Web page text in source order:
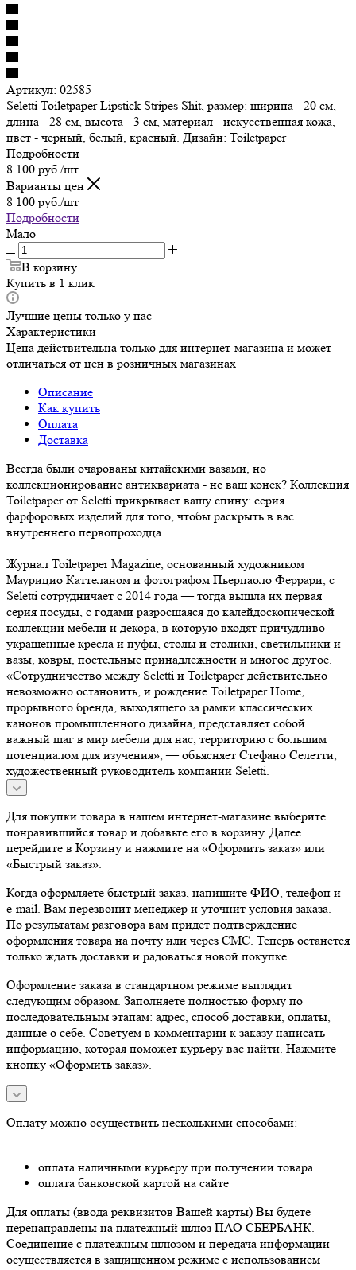
Артикул: 02585
Seletti Toiletpaper Lipstick Stripes Shit, размер: ширина - 20 см,
длина - 28 см, высота - 3 см, материал - искусственная кожа,
цвет - черный, белый, красный. Дизайн: Toiletpaper
Подробности
8 100 руб. /шт
Варианты цен
8 100 руб. /шт
Подробности
Мало
В корзину
Купить в 1 клик
Лучшие цены только у нас
Характеристики
Цена действительна только для интернет-магазина и может
отличаться от цен в розничных магазинах
Описание
Как купить
Оплата
Доставка
Всегда были очарованы китайскими вазами, но
коллекционирование антиквариата - не ваш конек? Коллекция
Toiletpaper от Seletti прикрывает вашу спину: серия
фарфоровых изделий для того, чтобы раскрыть в вас
внутреннего первопроходца.
Журнал Toiletpaper Magazine, основанный художником
Маурицио Каттеланом и фотографом Пьерпаоло Феррари, с
Seletti сотрудничает с 2014 года — тогда вышла их первая
серия посуды, с годами разросшаяся до калейдоскопической
коллекции мебели и декора, в которую входят причудливо
украшенные кресла и пуфы, столы и столики, светильники и
вазы, ковры, постельные принадлежности и многое другое.
«Сотрудничество между Seletti и Toiletpaper действительно
невозможно остановить, и рождение Toiletpaper Home,
прорывного бренда, выходящего за рамки классических
канонов промышленного дизайна, представляет собой
важный шаг в мир мебели для нас, территорию с большим
потенциалом для изучения», — объясняет Стефано Селетти,
художественный руководитель компании Seletti.
Для покупки товара в нашем интернет-магазине выберите
понравившийся товар и добавьте его в корзину. Далее
перейдите в Корзину и нажмите на «Оформить заказ» или
«Быстрый заказ».
Когда оформляете быстрый заказ, напишите ФИО, телефон и
e-mail. Вам перезвонит менеджер и уточнит условия заказа.
По результатам разговора вам придет подтверждение
оформления товара на почту или через СМС. Теперь останется
только ждать доставки и радоваться новой покупке.
Оформление заказа в стандартном режиме выглядит
следующим образом. Заполняете полностью форму по
последовательным этапам: адрес, способ доставки, оплаты,
данные о себе. Советуем в комментарии к заказу написать
информацию, которая поможет курьеру вас найти. Нажмите
кнопку «Оформить заказ».
Оплату можно осуществить несколькими способами:
оплата наличными курьеру при получении товара
оплата банковской картой на сайте
Для оплаты (ввода реквизитов Вашей карты) Вы будете
перенаправлены на платежный шлюз ПАО СБЕРБАНК.
Соединение с платежным шлюзом и передача информации
осуществляется в защищенном режиме с использованием